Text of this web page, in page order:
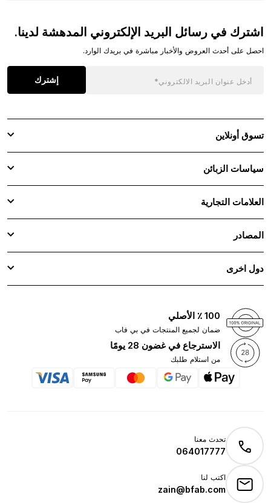
اشترك في رسائل البريد الإلكتروني المدهشة لدينا.
احصل على أحدث العروض والأخبار مباشرة في بريدك الوارد.
إشترك
تسوق أونلاين
سياسات الزبائن
العلامات التجارية
المصادر
دول اخرى
100 ٪ الأصلي
ضمان لجميع المنتجات في بي فاب
الاسترجاع في غضون 28 يومًا
من استلام طلبك
تحدث معنا
064017777
اكتب لنا
zain@bfab.com